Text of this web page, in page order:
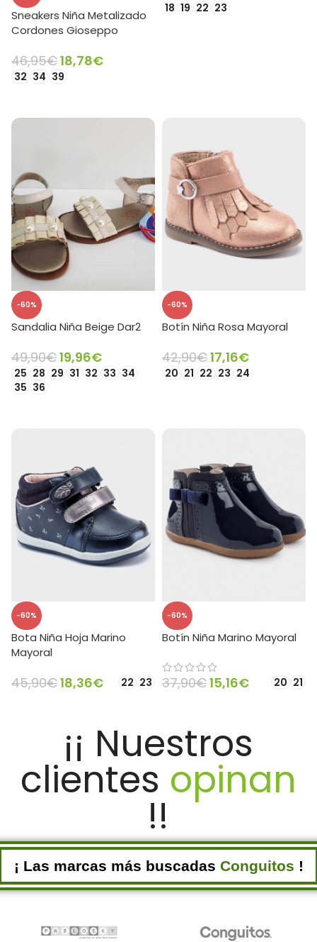
Sneakers Niña Metalizado
Cordones Gioseppo
46,95€18,78€
32 34 39
18 19 22 23
-60%
Sandalia Niña Beige Dar2
49,90€19,96€
25 28 29 31 32 33 34
35 36
-60%
Botín Niña Rosa Mayoral
42,90€17,16€
20 21 22 23 24
-60%
Bota Niña Hoja Marino
Mayoral
45,90€18,36€ 22 23
-60%
Botín Niña Marino Mayoral
37,90€15,16€ 20 21
¡¡ Nuestros
clientes opinan
!!
¡ Las marcas más buscadas Conguitos !